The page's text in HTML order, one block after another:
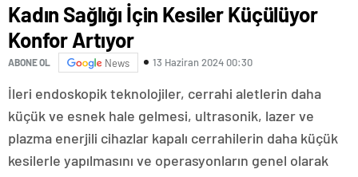
Kadın Sağlığı İçin Kesiler Küçülüyor
Konfor Artıyor
ABONE OL News 13 Haziran 2024 00:30
İleri endoskopik teknolojiler, cerrahi aletlerin daha
küçük ve esnek hale gelmesi, ultrasonik, lazer ve
plazma enerjili cihazlar kapalı cerrahilerin daha küçük
kesilerle yapılmasını ve operasyonların genel olarak